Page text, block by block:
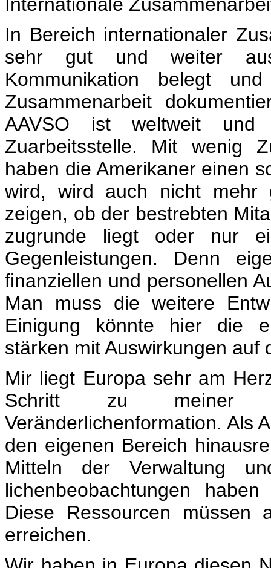
In Bereich internationaler
sehr gut und weiter
Kommunikation belegt
Zusammenarbeit
AAVSO ist weltweit und
Zuarbeitsstelle. Mit wenig
haben die Amerikaner einen
wird, wird auch nicht mehr
zeigen, ob der bestrebten
zugrunde liegt oder nur
Gegenleistungen. Denn
finanziellen und personellen
Man muss die weitere
Einigung könnte hier die
stärken mit Auswirkungen auf
Mir liegt Europa sehr am
Schritt zu meiner
Veränderlichenformation. Als
den eigenen Bereich
Mitteln der Verwaltung
lichenbeobachtungen
Diese Ressourcen
erreichen.